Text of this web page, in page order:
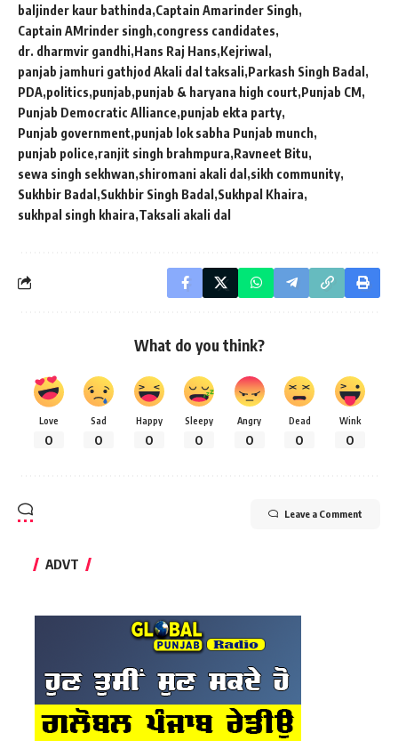
baljinder kaur bathinda Captain Amarinder Singh
Captain AMrinder singh congress candidates
dr. dharmvir gandhi Hans Raj Hans Kejriwal
panjab jamhuri gathjod Akali dal taksali Parkash Singh Badal
PDA politics punjab punjab & haryana high court Punjab CM
Punjab Democratic Alliance punjab ekta party
Punjab government punjab lok sabha Punjab munch
punjab police ranjit singh brahmpura Ravneet Bitu
sewa singh sekhwan shiromani akali dal sikh community
Sukhbir Badal Sukhbir Singh Badal Sukhpal Khaira
sukhpal singh khaira Taksali akali dal
What do you think?
Love
0
Sad
0
Happy
0
Sleepy
0
Angry
0
Dead
0
Wink
0
Leave a Comment
ADVT